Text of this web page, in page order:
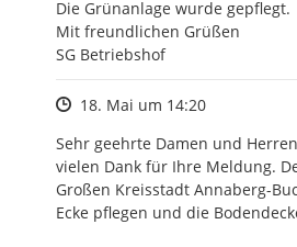
Die Grünanlage wurde gepflegt.
Mit freundlichen Grüßen
SG Betriebshof
Zeitpunkt des Erstellens
18. Mai um 14:20
Sehr geehrte Damen und
vielen Dank für Ihre Meldung.
Großen Kreisstadt Annaberg-
Ecke pflegen und die